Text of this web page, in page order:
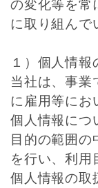
の変化等を常
に取り組んで
１）個人情
当社は、事業
に雇用等にお
個人情報につ
目的の範囲の
を行い、利用
個人情報の取